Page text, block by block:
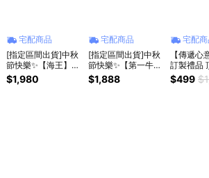
宅配商品
[指定區間出貨]中秋
節快樂✨【海王】巧
玲瓏精緻海鮮組
(2~4人份)(含運)
$1,980
宅配商品
[指定區間出貨]中秋
節快樂✨【第一牛
肉】爆汁海陸狂饗中
秋組(3~5人份)(含
$1,888
宅配商
【傳遞心
訂製禮品
子 讓長輩
口！新春
$499